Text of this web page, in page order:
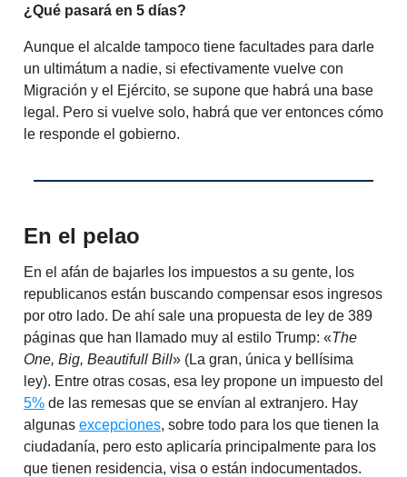
¿Qué pasará en 5 días?
Aunque el alcalde tampoco tiene facultades para darle
un ultimátum a nadie, si efectivamente vuelve con
Migración y el Ejército, se supone que habrá una base
legal. Pero si vuelve solo, habrá que ver entonces cómo
le responde el gobierno.
En el pelao
En el afán de bajarles los impuestos a su gente, los
republicanos están buscando compensar esos ingresos
por otro lado. De ahí sale una propuesta de ley de 389
páginas que han llamado muy al estilo Trump: «The
One, Big, Beautifull Bill» (La gran, única y bellísima
ley). Entre otras cosas, esa ley propone un impuesto del
5% de las remesas que se envían al extranjero. Hay
algunas excepciones, sobre todo para los que tienen la
ciudadanía, pero esto aplicaría principalmente para los
que tienen residencia, visa o están indocumentados.